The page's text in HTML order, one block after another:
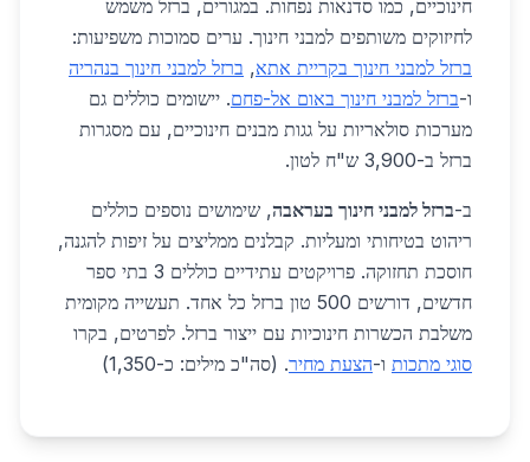
חינוכיים, כמו סדנאות נפחות. במגורים, ברזל משמש
לחיזוקים משותפים למבני חינוך. ערים סמוכות משפיעות:
ברזל למבני חינוך בקריית אתא, ברזל למבני חינוך בנהריה
ו-ברזל למבני חינוך באום אל-פחם. יישומים כוללים גם
מערכות סולאריות על גגות מבנים חינוכיים, עם מסגרות
ברזל ב-3,900 ש"ח לטון.
ב-ברזל למבני חינוך בעראבה, שימושים נוספים כוללים
ריהוט בטיחותי ומעליות. קבלנים ממליצים על זיפות להגנה,
חוסכת תחזוקה. פרויקטים עתידיים כוללים 3 בתי ספר
חדשים, דורשים 500 טון ברזל כל אחד. תעשייה מקומית
משלבת הכשרות חינוכיות עם ייצור ברזל. לפרטים, בקרו
סוגי מתכות ו-הצעת מחיר. (סה"כ מילים: כ-1,350)